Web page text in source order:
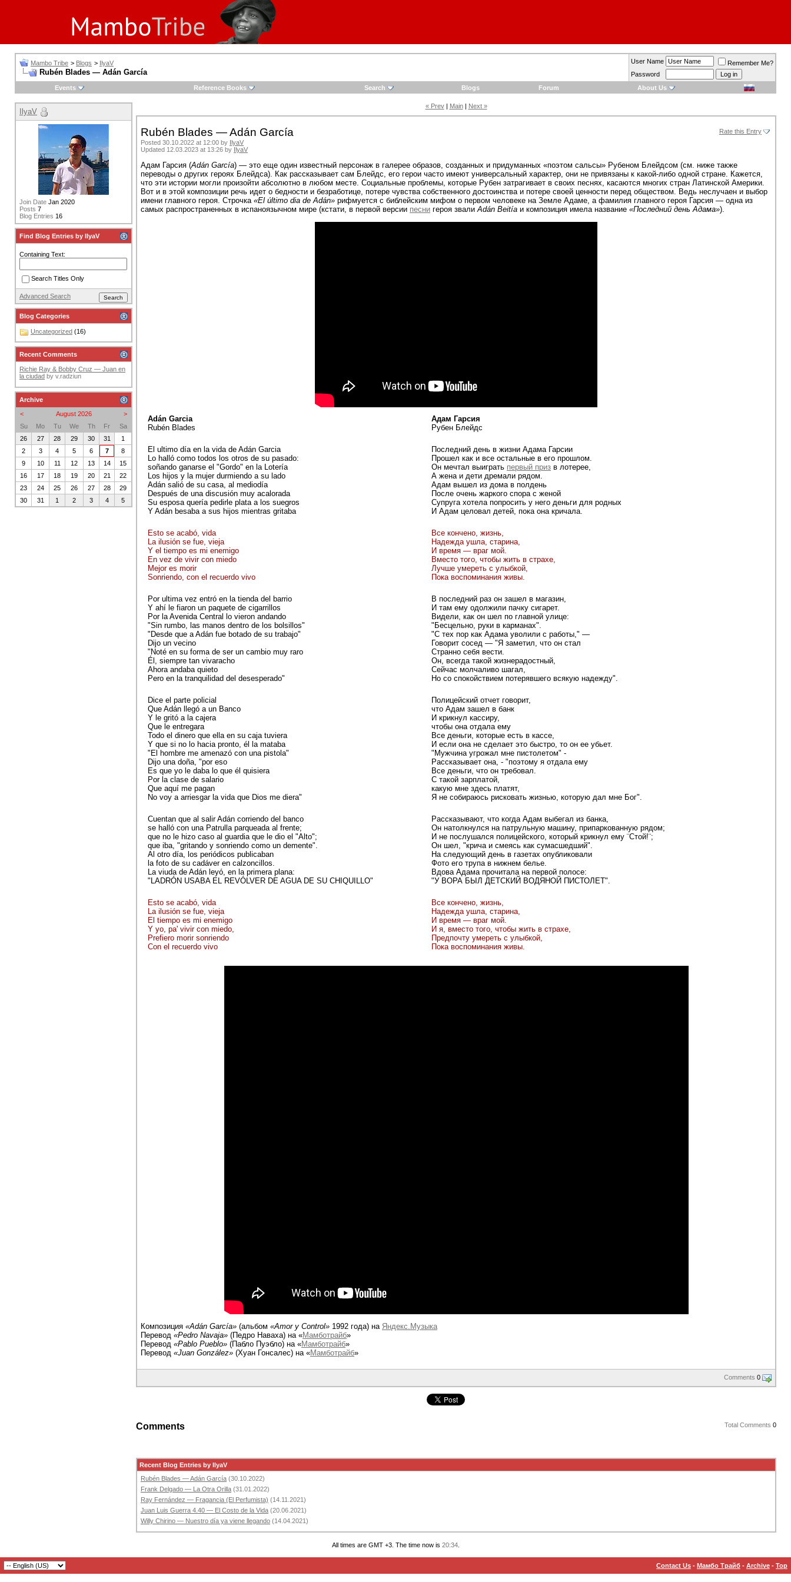
Mambo Tribe > Blogs > IlyaV
Rubén Blades — Adán García
User Name
Remember Me?
Password
Events
Reference Books Search Blogs Forum About Us
« Prev| Main| Next »
Rate this Entry
Rubén Blades — Adán García
Posted 30.10.2022 at 12:00 by IlyaV
Updated 12.03.2023 at 13:26 by IlyaV
Адам Гарсия (Adán García) — это еще один известный персонаж в галерее образов, созданных и придуманных «поэтом сальсы» Рубеном Блейдсом (см. ниже также
переводы о других героях Блейдса). Как рассказывает сам Блейдс, его герои часто имеют универсальный характер, они не привязаны к какой-либо одной стране. Кажется,
что эти истории могли произойти абсолютно в любом месте. Социальные проблемы, которые Рубен затрагивает в своих песнях, касаются многих стран Латинской Америки.
Вот и в этой композиции речь идет о бедности и безработице, потере чувства собственного достоинства и потере своей ценности перед обществом. Ведь неслучаен и выбор
имени главного героя. Строчка «El último dia de Adán» рифмуется с библейским мифом о первом человеке на Земле Адаме, а фамилия главного героя Гарсия — одна из
самых распространенных в испаноязычном мире (кстати, в первой версии песни героя звалиAdán Beitía и композиция имела название «Последний день Адама»).
Adán Garcia
Rubén Blades
Адам Гарсия
Рубен Блейдс
El ultimo día en la vida de Adán Garcia
Lo halló como todos los otros de su pasado:
soñando ganarse el "Gordo" en la Lotería
Los hijos y la mujer durmiendo a su lado
Adán salió de su casa, al mediodía
Después de una discusión muy acalorada
Su esposa quería pedirle plata a los suegros
Y Adán besaba a sus hijos mientras gritaba
Последний день в жизни Адама Гарсии
Прошел как и все остальные в его прошлом.
Он мечтал выиграть первый приз в лотерее,
А жена и дети дремали рядом.
Адам вышел из дома в полдень
После очень жаркого спора с женой
Супруга хотела попросить у него деньги для родных
И Адам целовал детей, пока она кричала.
Esto se acabó, vida
La ilusión se fue, vieja
Y el tiempo es mi enemigo
En vez de vivir con miedo
Mejor es morir
Sonriendo, con el recuerdo vivo
Все кончено, жизнь,
Надежда ушла, старина,
И время — враг мой.
Вместо того, чтобы жить в страхе,
Лучше умереть с улыбкой,
Пока воспоминания живы.
Por ultima vez entró en la tienda del barrio
Y ahí le fiaron un paquete de cigarrillos
Por la Avenida Central lo vieron andando
"Sin rumbo, las manos dentro de los bolsillos"
"Desde que a Adán fue botado de su trabajo"
Dijo un vecino
"Noté en su forma de ser un cambio muy raro
Él, siempre tan vivaracho
Ahora andaba quieto
Pero en la tranquilidad del desesperado"
В последний раз он зашел в магазин,
И там ему одолжили пачку сигарет.
Видели, как он шел по главной улице:
"Бесцельно, руки в карманах".
"C тех пор как Адама уволили с работы," —
Говорит сосед — "Я заметил, что он стал
Странно себя вести.
Он, всегда такой жизнерадостный,
Сейчас молчаливо шагал,
Но со спокойствием потерявшего всякую надежду".
Dice el parte policial
Que Adán llegó a un Banco
Y le gritó a la cajera
Que le entregara
Todo el dinero que ella en su caja tuviera
Y que si no lo hacia pronto, él la mataba
"El hombre me amenazó con una pistola"
Dijo una doña, "por eso
Es que yo le daba lo que él quisiera
Por la clase de salario
Que aquí me pagan
No voy a arriesgar la vida que Dios me diera"
Полицейский отчет говорит,
что Адам зашел в банк
И крикнул кассиру,
чтобы она отдала ему
Все деньги, которые есть в кассе,
И если она не сделает это быстро, то он ее убьет.
"Мужчина угрожал мне пистолетом" -
Рассказывает она, - "поэтому я отдала ему
Все деньги, что он требовал.
C такой зарплатой,
какую мне здесь платят,
Я не собираюсь рисковать жизнью, которую дал мне Бог".
Cuentan que al salir Adán corriendo del banco
se halló con una Patrulla parqueada al frente;
que no le hizo caso al guardia que le dio el "Alto";
que iba, "gritando y sonriendo como un demente".
Al otro día, los periódicos publicaban
la foto de su cadáver en сalzoncillos.
La viuda de Adán leyó, en la primera plana:
"LADRÓN USABA EL REVÓLVER DE AGUA DE SU CHIQUILLO"
Рассказывают, что когда Адам выбегал из банка,
Он натолкнулся на патрульную машину, припаркованную рядом;
И не послушался полицейского, который крикнул ему ¨Стой!¨;
Он шел, "крича и смеясь как сумасшедший".
На следующий день в газетах опубликовали
Фото его трупа в нижнем белье.
Вдова Адама прочитала на первой полосе:
"У ВОРА БЫЛ ДЕТСКИЙ ВОДЯНОЙ ПИСТОЛЕТ".
Esto se acabó, vida
La ilusión se fue, vieja
El tiempo es mi enemigo
Y yo, pa' vivir con miedo,
Prefiero morir sonriendo
Con el recuerdo vivo
Все кончено, жизнь,
Надежда ушла, старина,
И время — враг мой.
И я, вместо того, чтобы жить в страхе,
Предпочту умереть с улыбкой,
Пока воспоминания живы.
Композиция «Adán García» (альбом «Amor y Control» 1992 года) на Яндекс.Музыка
Перевод «Pedro Navaja» (Педро Наваха) на «Мамботрайб»
Перевод «Pablo Pueblo» (Пабло Пуэбло) на «Мамботрайб»
Перевод «Juan González» (Хуан Гонсалес) на «Мамботрайб»
Comments 0
Total Comments 0
Comments
Recent Blog Entries by IlyaV
Rubén Blades — Adán García (30.10.2022)
Frank Delgado — La Otra Orilla (31.01.2022)
Ray Fernández — Fragancia (El Perfumista) (14.11.2021)
Juan Luis Guerra 4.40 — El Costo de la Vida (20.06.2021)
Willy Chirino — Nuestro día ya viene llegando (14.04.2021)
IlyaV
Join Date Jan 2020
Posts 7
Blog Entries 16
Find Blog Entries by IlyaV
Containing Text:
Search Titles Only
Advanced Search
Blog Categories
Uncategorized (16)
Recent Comments
Richie Ray & Bobby Cruz — Juan en
la ciudad by v.radziun
Archive
<
>
August 2026
Su
Mo Tu We Th Fr
Sa
26
27 28 29 30 31
1
2
3 4 5 6 7
8
9
10 11 12 13 14
15
16
17 18 19 20 21
22
23
24 25 26 27 28
29
30
31 1 2 3 4 5
All times are GMT +3. The time now is 20:34.
Contact Us - Мамбо Трайб - Archive - Top